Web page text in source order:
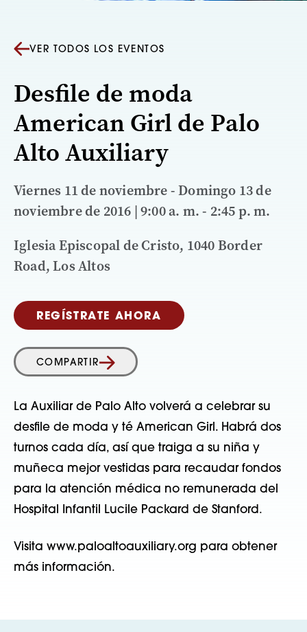
VER TODOS LOS EVENTOS
Desfile de moda
American Girl de Palo
Alto Auxiliary
Viernes 11 de noviembre - Domingo 13 de
noviembre de 2016 | 9:00 a. m. - 2:45 p. m.
Iglesia Episcopal de Cristo, 1040 Border
Road, Los Altos
REGÍSTRATE AHORA
COMPARTIR
La Auxiliar de Palo Alto volverá a celebrar su
desfile de moda y té American Girl. Habrá dos
turnos cada día, así que traiga a su niña y
muñeca mejor vestidas para recaudar fondos
para la atención médica no remunerada del
Hospital Infantil Lucile Packard de Stanford.
Visita www.paloaltoauxiliary.org para obtener
más información.